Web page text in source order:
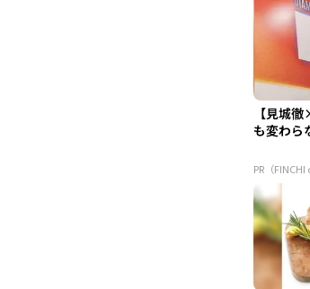
【見城
も変わら
PR（FINCHI